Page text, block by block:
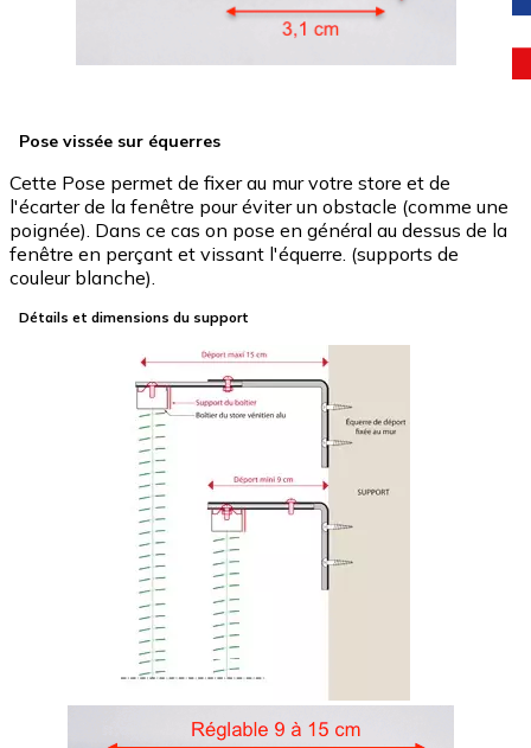
Pose vissée sur équerres
Cette Pose permet de fixer au mur votre store et de
l'écarter de la fenêtre pour éviter un obstacle (comme une
poignée). Dans ce cas on pose en général au dessus de la
fenêtre en perçant et vissant l'équerre. (supports de
couleur blanche).
Détails et dimensions du support